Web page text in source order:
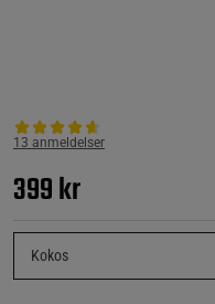
13 anmeldelser
399 kr
Kokos